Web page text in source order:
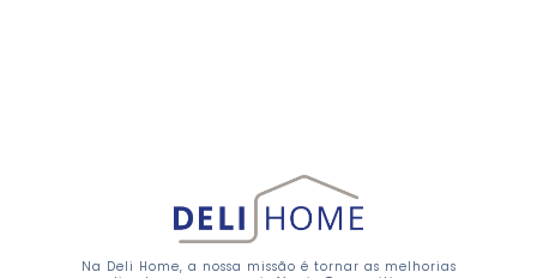
Na Deli Home, a nossa missão é tornar as melhorias